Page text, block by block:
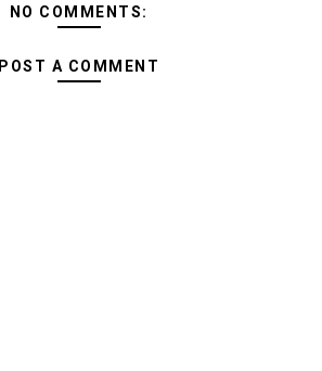
NO COMMENTS:
POST A COMMENT